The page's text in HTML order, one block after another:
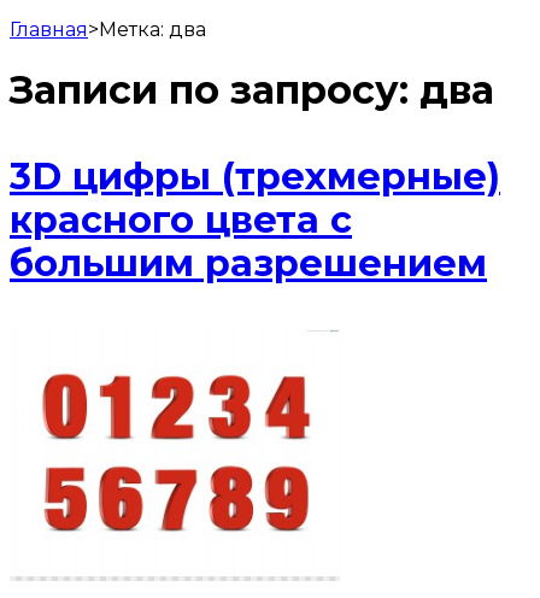
Главная>Метка: два
Записи по запросу: два
3D цифры (трехмерные)
красного цвета с
большим разрешением